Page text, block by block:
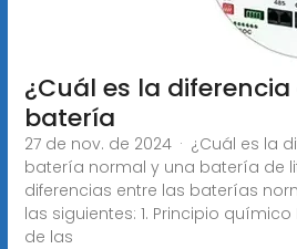
¿Cuál es la
batería
27 de nov. de 2024 · ¿Cuál es la
batería normal y una batería de
diferencias entre las baterías
las siguientes: 1. Principio
de las